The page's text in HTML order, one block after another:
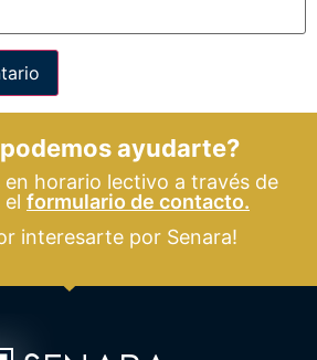
ayudarte?
en horario lectivo a través de
formulario de contacto.
interesarte por Senara!